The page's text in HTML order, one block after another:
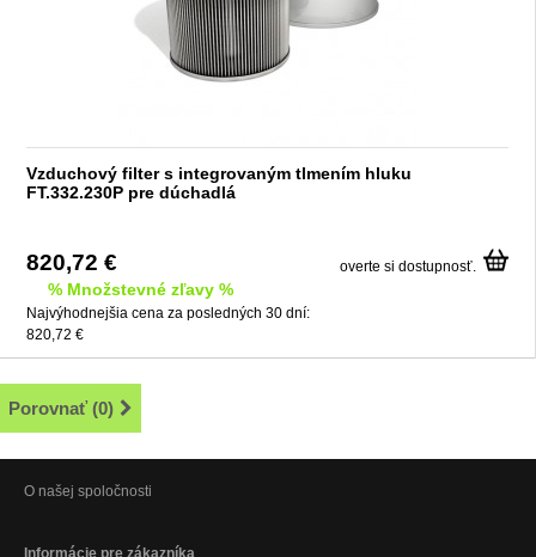
Vzduchový filter s integrovaným tlmením hluku
FT.332.230P pre dúchadlá
820,72 € overte si dostupnosť.
% Množstevné zľavy %
Najvýhodnejšia cena za posledných 30 dní:
820,72 €
Porovnať (0)
O našej spoločnosti
Informácie pre zákazníka